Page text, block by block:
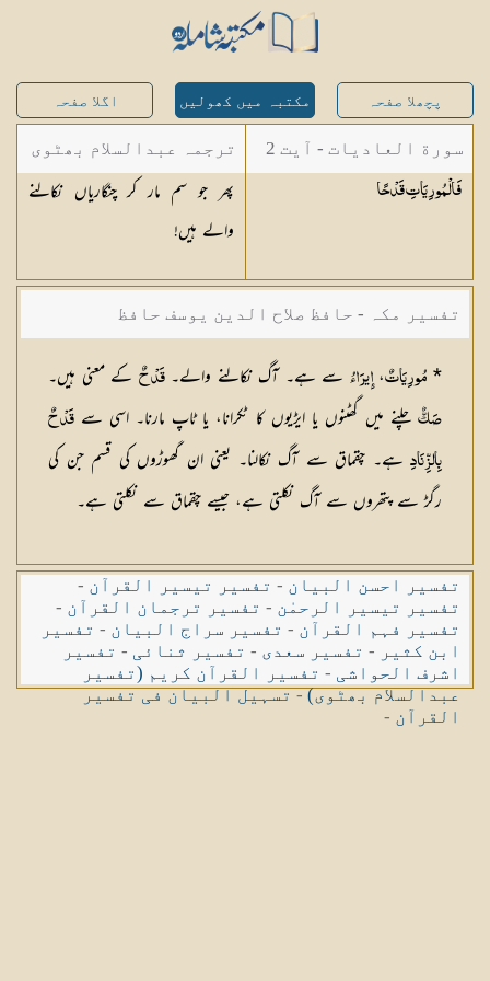
پچھلا صفحہ مکتبہ میں کھولیں اگلا صفحہ
سورة العاديات - آیت 2
فَالْمُورِيَاتِقَدْحًا
ترجمہ عبدالسلام بھٹوی
- عبدالسلام بن محمد
پھر جو سم مار کر چنگاریاں نکالنے
والے ہیں!
تفسیر مکہ - حافظ صلاح الدین یوسف حافظ
* مُورِيَاتٌ،إِيرَاءُ سے ہے۔ آگ نکالنے والے۔قَدْحٌ کے معنی ہیں۔
صَكٌّ چلنے میں گھٹنوں یا ایڑیوں کا ٹکرانا، یا ٹاپ مارنا۔ اسی سے قَدْحٌ
بِالزِّنَادِ ہے۔ چقماق سے آگ نکالنا۔ یعنی ان گھوڑوں کی قسم جن کی
رگڑ سے پتھروں سے آگ نکلتی ہے، جیسے چقماق سے نکلتی ہے۔
تفسیر احسن البیان - تفسیر تیسیر القرآن -
تفسیر تیسیر الرحمٰن - تفسیر ترجمان القرآن -
تفسیر فہم القرآن - تفسیر سراج البیان - تفسیر
ابن کثیر - تفسیر سعدی - تفسیر ثنائی - تفسیر
اشرف الحواشی - تفسیر القرآن کریم (تفسیر
عبدالسلام بھٹوی)-تسہیل البیان فی تفسیر
القرآن -